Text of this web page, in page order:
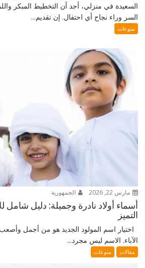
السعيدة في منزلي، أجد أن التخطيط المبكر
السر وراء نجاح أي احتفال. إن تقديم...
منوعات
مارس 22, 2026 الجمهورية
أسماء أولاد نادرة وجميلة: دليل شامل
التميز
اختيار اسم المولود الجديد هو من أجمل وأصعب
الآباء. الاسم ليس مجرد...
مقالات منوعات